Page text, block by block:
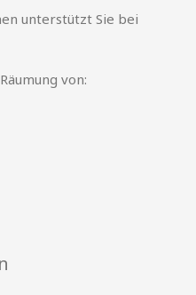
unterstützt Sie bei
von: